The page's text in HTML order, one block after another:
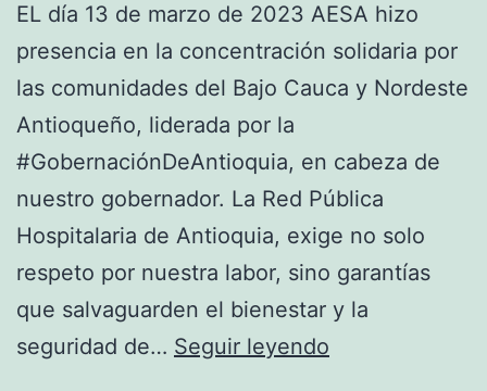
EL día 13 de marzo de 2023 AESA hizo
presencia en la concentración solidaria por
las comunidades del Bajo Cauca y Nordeste
Antioqueño, liderada por la
#GobernaciónDeAntioquia, en cabeza de
nuestro gobernador. La Red Pública
Hospitalaria de Antioquia, exige no solo
respeto por nuestra labor, sino garantías
que salvaguarden el bienestar y la
seguridad de… Seguir leyendo